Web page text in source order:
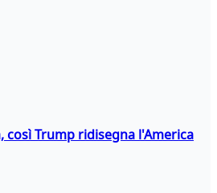
così Trump ridisegna l'America